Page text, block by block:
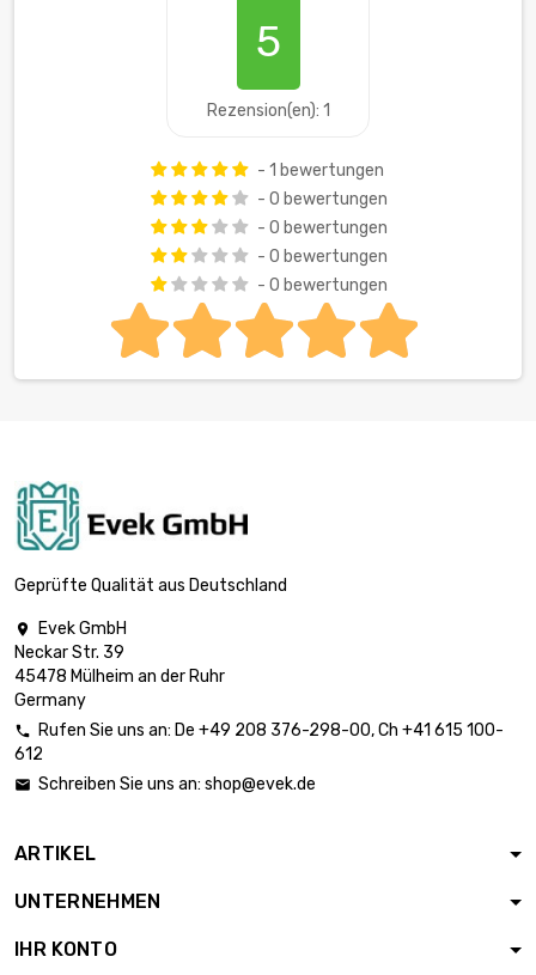
5
Rezension(en): 1
- 1 bewertungen
- 0 bewertungen
- 0 bewertungen
- 0 bewertungen
- 0 bewertungen
Geprüfte Qualität aus Deutschland

Evek GmbH
Neckar Str. 39
45478 Mülheim an der Ruhr
Germany
 Rufen Sie uns an: De +49 208 376-298-00, Ch +41 615 100-
612
 Schreiben Sie uns an: shop@evek.de
ARTIKEL
UNTERNEHMEN
IHR KONTO